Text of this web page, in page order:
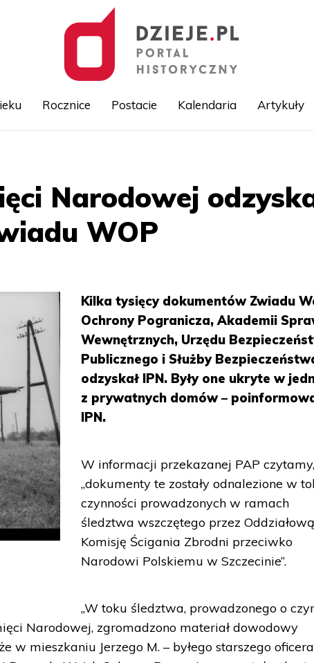
Rocznice Postacie Kalendaria Artykuły
Narodowej
WOP
Kilka tysięcy dokumentów Zwiadu
Ochrony Pogranicza, Akademii
Wewnętrznych, Urzędu
Publicznego i Służby
odzyskał IPN. Były one ukryte w
z prywatnych domów –
IPN.
W informacji przekazanej PAP
„dokumenty te zostały odnalezione w
czynności prowadzonych w ramach
śledztwa wszczętego przez Oddziałową
Komisję Ścigania Zbrodni przeciwko
Narodowi Polskiemu w Szczecinie”.
„W toku śledztwa, prowadzonego o
Narodowej, zgromadzono materiał dowodowy
w mieszkaniu Jerzego M. – byłego starszego oficera